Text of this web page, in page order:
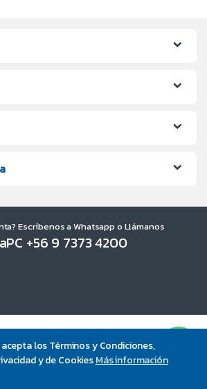
los Términos y Condiciones,
y de CookiesMás información
Escríbenos a Whatsapp o Llámanos
+56 9 7373 4200